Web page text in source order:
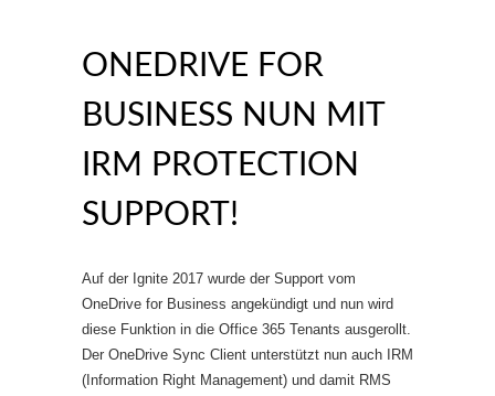
ONEDRIVE FOR
BUSINESS NUN MIT
IRM PROTECTION
SUPPORT!
Auf der Ignite 2017 wurde der Support vom
OneDrive for Business angekündigt und nun wird
diese Funktion in die Office 365 Tenants ausgerollt.
Der OneDrive Sync Client unterstützt nun auch IRM
(Information Right Management) und damit RMS